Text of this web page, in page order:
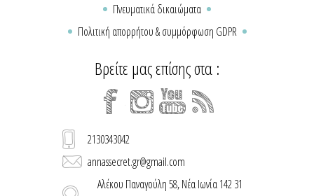
Πνευματικά δικαιώματα
Πολιτική απορρήτου & συμμόρφωση GDPR
Βρείτε μας επίσης στα :
2130343042
annassecret.gr@gmail.com
Αλέκου Παναγούλη 58, Νέα Ιωνία 142 31